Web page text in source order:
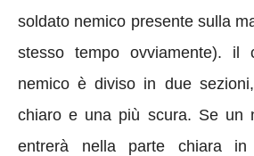
soldato nemico presente sulla
stesso tempo ovviamente). il
nemico è diviso in due
chiaro e una più scura. Se un
entrerà nella parte chiara in